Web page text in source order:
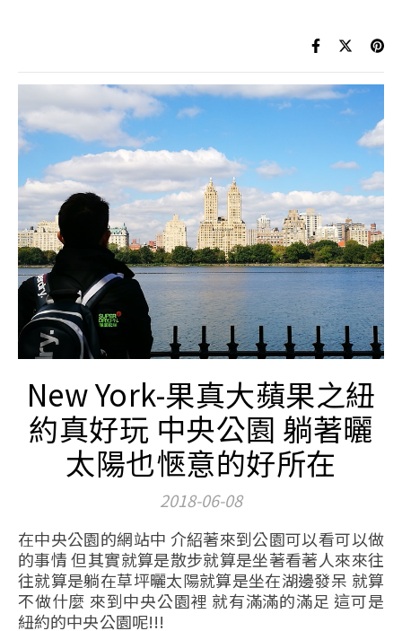
New York-果真大蘋果之紐
約真好玩 中央公園 躺著曬
太陽也愜意的好所在
2018-06-08
在中央公園的網站中 介紹著來到公園可以看可以做
的事情 但其實就算是散步就算是坐著看著人來來往
往就算是躺在草坪曬太陽就算是坐在湖邊發呆 就算
不做什麼 來到中央公園裡 就有滿滿的滿足 這可是
紐約的中央公園呢!!!